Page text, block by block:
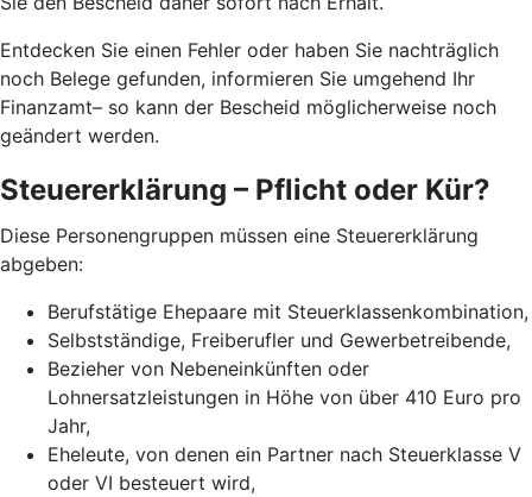
Entdecken Sie einen Fehler oder haben Sie nachträglich
noch Belege gefunden, informieren Sie umgehend Ihr
Finanzamt– so kann der Bescheid möglicherweise noch
geändert werden.
Steuererklärung – Pflicht oder Kür?
Diese Personengruppen müssen eine Steuererklärung
abgeben:
Berufstätige Ehepaare mit Steuerklassenkombination,
Selbstständige, Freiberufler und Gewerbetreibende,
Bezieher von Nebeneinkünften oder
Lohnersatzleistungen in Höhe von über 410 Euro pro
Jahr,
Eheleute, von denen ein Partner nach Steuerklasse V
oder VI besteuert wird,